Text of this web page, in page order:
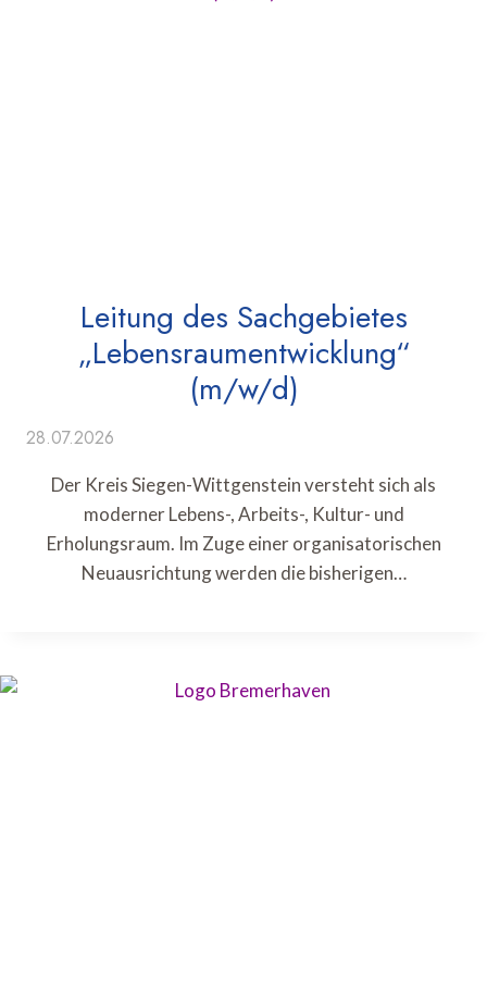
Leitung des Sachgebietes
„Lebensraumentwicklung“
(m/w/d)
28.07.2026
Der Kreis Siegen-Wittgenstein versteht sich als
moderner Lebens-, Arbeits-, Kultur- und
Erholungsraum. Im Zuge einer organisatorischen
Neuausrichtung werden die bisherigen…